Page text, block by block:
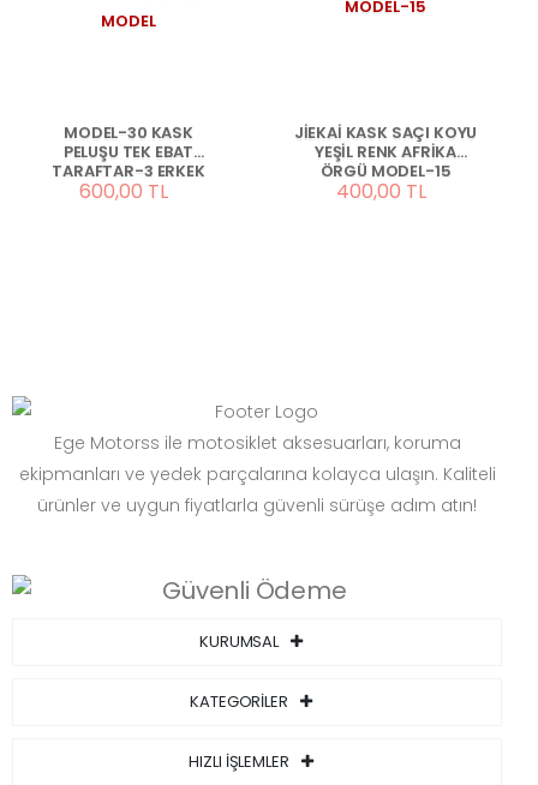
MODEL-30 KASK
PELUŞU TEK EBAT
TARAFTAR-3 ERKEK
MODEL
600,00 TL
JİEKAİ KASK SAÇI KOYU
YEŞİL RENK AFRİKA
ÖRGÜ MODEL-15
400,00 TL
Ege Motorss ile motosiklet aksesuarları, koruma
ekipmanları ve yedek parçalarına kolayca ulaşın. Kaliteli
ürünler ve uygun fiyatlarla güvenli sürüşe adım atın!
KURUMSAL
KATEGORİLER
HIZLI İŞLEMLER